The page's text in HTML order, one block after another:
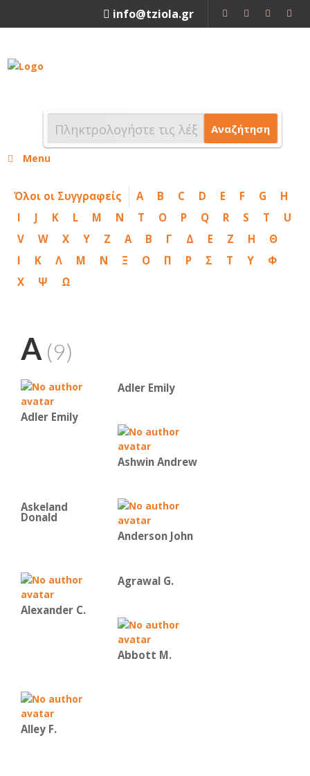
info@tziola.gr
Αναζήτηση
Menu
Όλοι οι Συγγραφείς A B C D E F G
H
I
J K L M N T O P Q R S T
U
V
W X Y Z Α Β Γ Δ Ε Ζ Η
Θ
Ι
Κ Λ Μ Ν Ξ Ο Π Ρ Σ Τ Υ
Φ
Χ
Ψ Ω
A (9)
Adler Emily
Adler Emily
Ashwin Andrew
Askeland
Donald
Anderson John
Alexander C.
Agrawal G.
Abbott M.
Alley F.